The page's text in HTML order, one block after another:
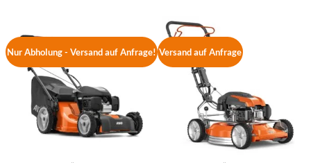
Nur Abholung - Versand auf Anfrage! Versand auf Anfrage